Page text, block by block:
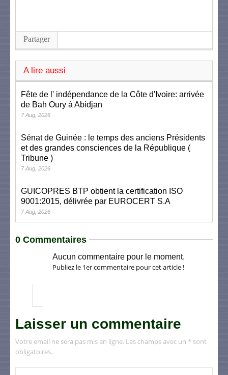
Partager
A lire aussi
Fête de l' indépendance de la Côte d'Ivoire: arrivée
de Bah Oury à Abidjan
7 Aug, 2026
Sénat de Guinée : le temps des anciens Présidents
et des grandes consciences de la République (
Tribune )
7 Aug, 2026
GUICOPRES BTP obtient la certification ISO
9001:2015, délivrée par EUROCERT S.A
7 Aug, 2026
0 Commentaires
Aucun commentaire pour le moment.
Publiez le 1er commentaire pour cet article !
Laisser un commentaire
Votre email ne sera pas mis en ligne. Les champs avec un * sont
obligatoires.